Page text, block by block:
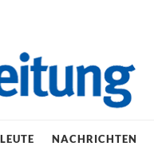
LEUTE NACHRICHTEN